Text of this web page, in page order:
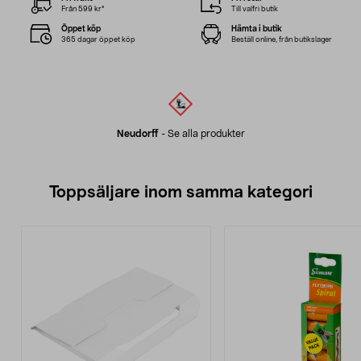
Neudorff- Se alla produkter
Från 599 kr* Till valfri butik
Öppet köp
365 dagar öppet köp
Hämta i butik
Beställ online, från butikslager
Toppsäljare inom samma kategori